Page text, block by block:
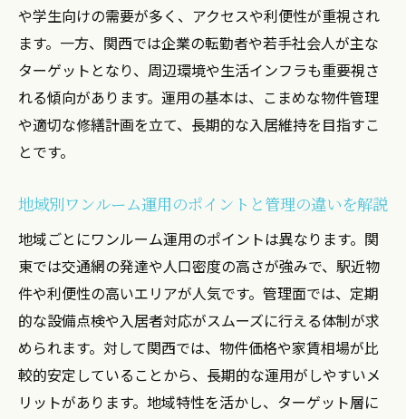
法
関東関西で失敗しない投資用物件選びの秘訣
投資用ワンルーム物件選びと管理運用の重
要ポイント
関東関西で成功しやすい物件の特徴と選び
管理方法
ワンルーム運用で注目すべき物件の選び方
と売却戦略
投資初心者が知るべき関西関東の物件管理
のコツ
管理と運用を見据えた賢い物件選びのポイ
ント
や学生向けの需要が多く、アクセスや利便性が重視され
ます。一方、関西では企業の転勤者や若手社会人が主な
ターゲットとなり、周辺環境や生活インフラも重要視さ
れる傾向があります。運用の基本は、こまめな物件管理
や適切な修繕計画を立て、長期的な入居維持を目指すこ
とです。
地域別ワンルーム運用のポイントと管理の違いを解説
地域ごとにワンルーム運用のポイントは異なります。関
東では交通網の発達や人口密度の高さが強みで、駅近物
件や利便性の高いエリアが人気です。管理面では、定期
的な設備点検や入居者対応がスムーズに行える体制が求
められます。対して関西では、物件価格や家賃相場が比
較的安定していることから、長期的な運用がしやすいメ
リットがあります。地域特性を活かし、ターゲット層に